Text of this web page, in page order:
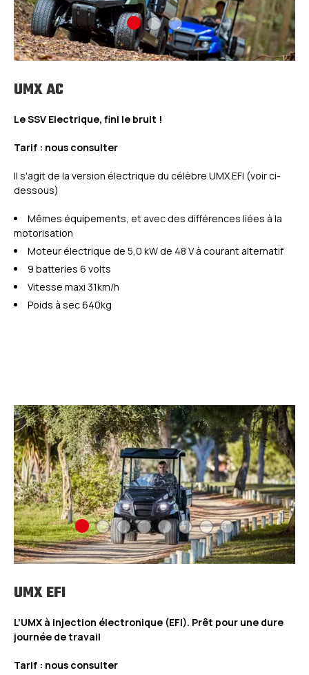
UMX AC
Le SSV Electrique, fini le bruit !
Tarif : nous consulter
Il s'agit de la version électrique du célèbre UMX EFI (voir ci-
dessous)
Mêmes équipements, et avec des différences liées à la
motorisation
Moteur électrique de 5,0 kW de 48 V à courant alternatif
9 batteries 6 volts
Vitesse maxi 31km/h
Poids à sec 640kg
UMX EFI
L’UMX à injection électronique (EFI). Prêt pour une dure
journée de travail
Tarif : nous consulter